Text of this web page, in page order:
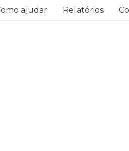
ajudar Relatórios